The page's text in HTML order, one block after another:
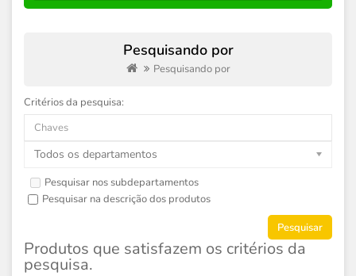
Pesquisando por
Pesquisando por
Critérios da pesquisa:
Todos os departamentos
Pesquisar nos subdepartamentos
Pesquisar na descrição dos produtos
Produtos que satisfazem os critérios da
pesquisa.